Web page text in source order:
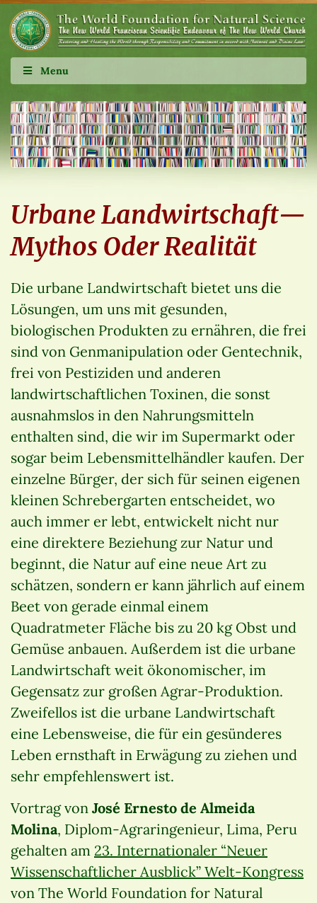
Menu
Urbane Landwirtschaft—
Mythos Oder Realität
Die urbane Landwirtschaft bietet uns die
Lösungen, um uns mit gesunden,
biologischen Produkten zu ernähren, die frei
sind von Genmanipulation oder Gentechnik,
frei von Pestiziden und anderen
landwirtschaftlichen Toxinen, die sonst
ausnahmslos in den Nahrungsmitteln
enthalten sind, die wir im Supermarkt oder
sogar beim Lebensmittelhändler kaufen. Der
einzelne Bürger, der sich für seinen eigenen
kleinen Schrebergarten entscheidet, wo
auch immer er lebt, entwickelt nicht nur
eine direktere Beziehung zur Natur und
beginnt, die Natur auf eine neue Art zu
schätzen, sondern er kann jährlich auf einem
Beet von gerade einmal einem
Quadratmeter Fläche bis zu 20 kg Obst und
Gemüse anbauen. Außerdem ist die urbane
Landwirtschaft weit ökonomischer, im
Gegensatz zur großen Agrar-Produktion.
Zweifellos ist die urbane Landwirtschaft
eine Lebensweise, die für ein gesünderes
Leben ernsthaft in Erwägung zu ziehen und
sehr empfehlenswert ist.
Vortrag von José Ernesto de Almeida
Molina, Diplom-Agraringenieur, Lima, Peru
gehalten am 23. Internationaler “Neuer
Wissenschaftlicher Ausblick” Welt-Kongress
von The World Foundation for Natural